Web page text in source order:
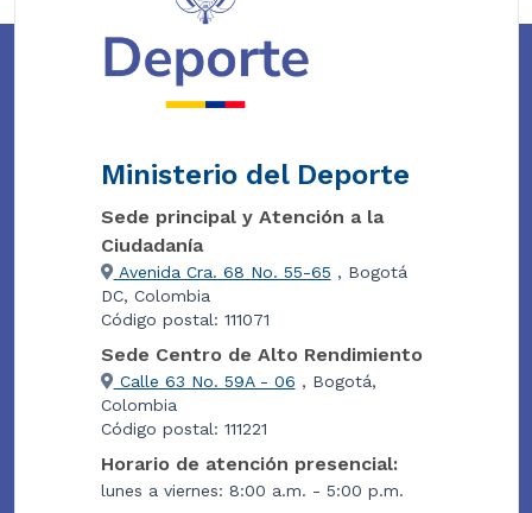
Ministerio del Deporte
Sede principal y Atención a la
Ciudadanía
Avenida Cra. 68 No. 55-65 , Bogotá
DC, Colombia
Código postal: 111071
Sede Centro de Alto Rendimiento
Calle 63 No. 59A - 06 , Bogotá,
Colombia
Código postal: 111221
Horario de atención presencial:
lunes a viernes: 8:00 a.m. - 5:00 p.m.